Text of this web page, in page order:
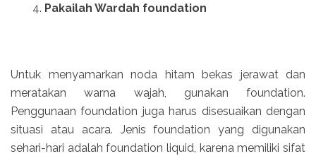
Pakailah Wardah foundation
Untuk menyamarkan noda hitam bekas jerawat dan
meratakan warna wajah, gunakan foundation.
Penggunaan foundation juga harus disesuaikan dengan
situasi atau acara. Jenis foundation yang digunakan
sehari-hari adalah foundation liquid, karena memiliki sifat